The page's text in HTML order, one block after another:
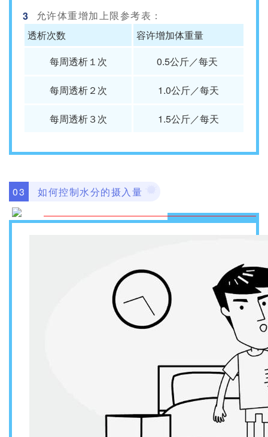
3 允许体重增加上限参考表：
透析次数
容许增加体重量
每周透析１次
0.5公斤／每天
每周透析２次 1.0公斤／每天
每周透析３次 1.5公斤／每天
03 如何控制水分的摄入量